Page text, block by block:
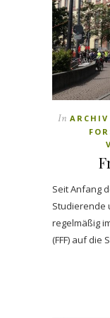
In ARCHIV
Seit Anfang
Studierende
regelmäßig
(FFF) auf die